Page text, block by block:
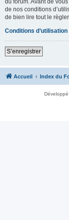
de nos conditions
de bien lire tout le
Conditions d’utilisation
S’enregistrer
Accueil Index du